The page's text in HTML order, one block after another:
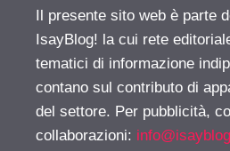
Il presente sito web è parte
IsayBlog! la cui rete
tematici di informazione
contano sul contributo di
del settore. Per pubblicità,
collaborazioni: